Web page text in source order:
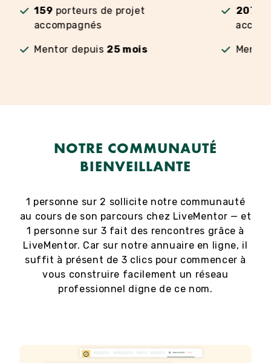
159 porteurs de projet
accompagnés
Mentor depuis 25 mois
207
NOTRE COMMUNAUTÉ
BIENVEILLANTE
1 personne sur 2 sollicite notre communauté
au cours de son parcours chez LiveMentor — et
1 personne sur 3 fait des rencontres grâce à
LiveMentor. Car sur notre annuaire en ligne, il
suffit à présent de 3 clics pour commencer à
vous construire facilement un réseau
professionnel digne de ce nom.